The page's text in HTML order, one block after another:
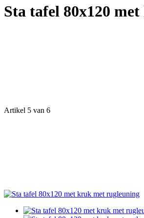
Sta tafel 80x120
Artikel 5 van 6